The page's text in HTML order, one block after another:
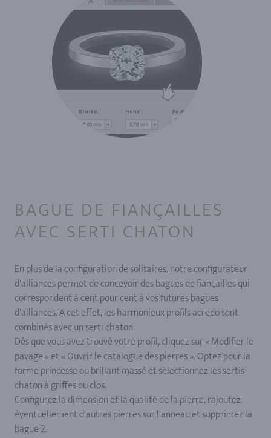
BAGUE DE FIANÇAILLES
AVEC SERTI CHATON
En plus de la configuration de solitaires, notre configurateur
d'alliances permet de concevoir des bagues de fiançailles qui
correspondent à cent pour cent à vos futures bagues
d'alliances. A cet effet, les harmonieux profils acredo sont
combinés avec un serti chaton.
Dès que vous avez trouvé votre profil, cliquez sur « Modifier le
pavage » et « Ouvrir le catalogue des pierres ». Optez pour la
forme princesse ou brillant massé et sélectionnez les sertis
chaton à griffes ou clos.
Configurez la dimension et la qualité de la pierre, rajoutez
éventuellement d'autres pierres sur l'anneau et supprimez la
bague 2.